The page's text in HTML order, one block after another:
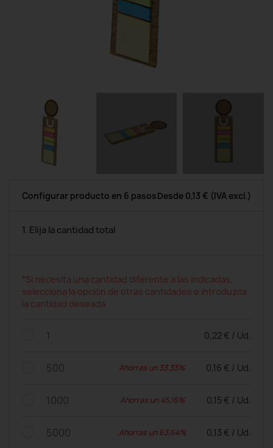
Configurar producto en 6 pasosDesde 0,13 € (IVA excl.)
1. Elija la cantidad total
*Si necesita una cantidad diferente a las indicadas,
selecciona la opción de otras cantidades e introduzca
la cantidad deseada
1 0,22 € / Ud.
500 Ahorras un 33,33% 0,16 € / Ud.
1000 Ahorras un 45,16% 0,15 € / Ud.
5000 Ahorras un 63,64% 0,13 € / Ud.